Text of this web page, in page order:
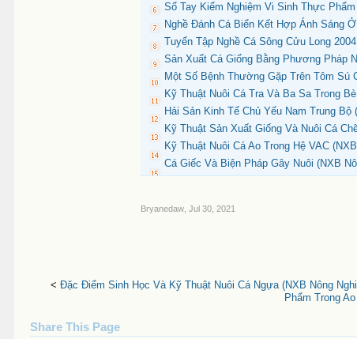
Sổ Tay Kiểm Nghiệm Vi Sinh Thực
Nghề Đánh Cá Biển Kết Hợp Ánh Sáng
Tuyển Tập Nghề Cá Sông Cửu Long
Sản Xuất Cá Giống Bằng Phương Pháp
Một Số Bệnh Thường Gặp Trên Tôm Sú
Kỹ Thuật Nuôi Cá Tra Và Ba Sa Trong
Hải Sản Kinh Tế Chủ Yếu Nam Trung
Kỹ Thuật Sản Xuất Giống Và Nuôi Cá
Kỹ Thuật Nuôi Cá Ao Trong Hệ VAC
Cá Giếc Và Biện Pháp Gây Nuôi (NXB
Bryanedaw Jul 30, 2021
< Đặc Điểm Sinh Học Và Kỹ Thuật Nuôi Cá Ngựa (NXB Nông
Phẩm Trong
Share This Page